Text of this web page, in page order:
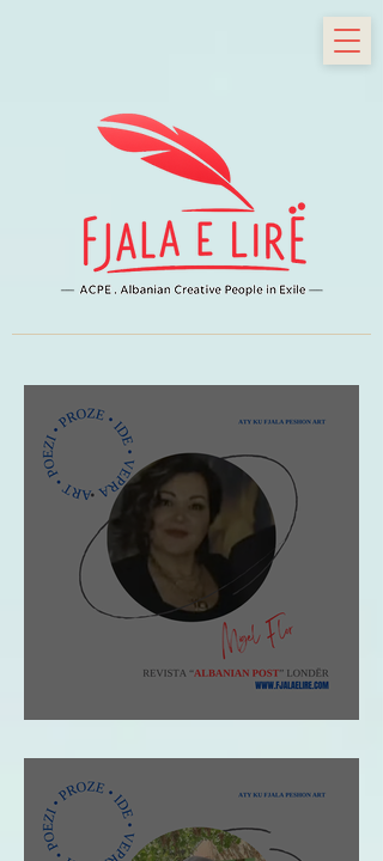
Migel Flor: Impresion